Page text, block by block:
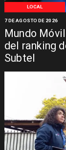
LOCAL
Mundo
del ranking
Subtel
7 DE AGOSTO DE 2026